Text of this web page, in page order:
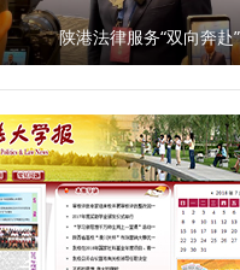
成长根基与价值追求；要以
风，认真履职尽责，为推动
赛选手潘龙说，“能在强手
这次经历让我深刻体会到，‘
赛要求，更是做好教学管理
带回一线，继续当好连接师
岗位上为学校事业发展贡献
造素质过硬干部队伍 本次比
陕港法律服务“双向奔赴”